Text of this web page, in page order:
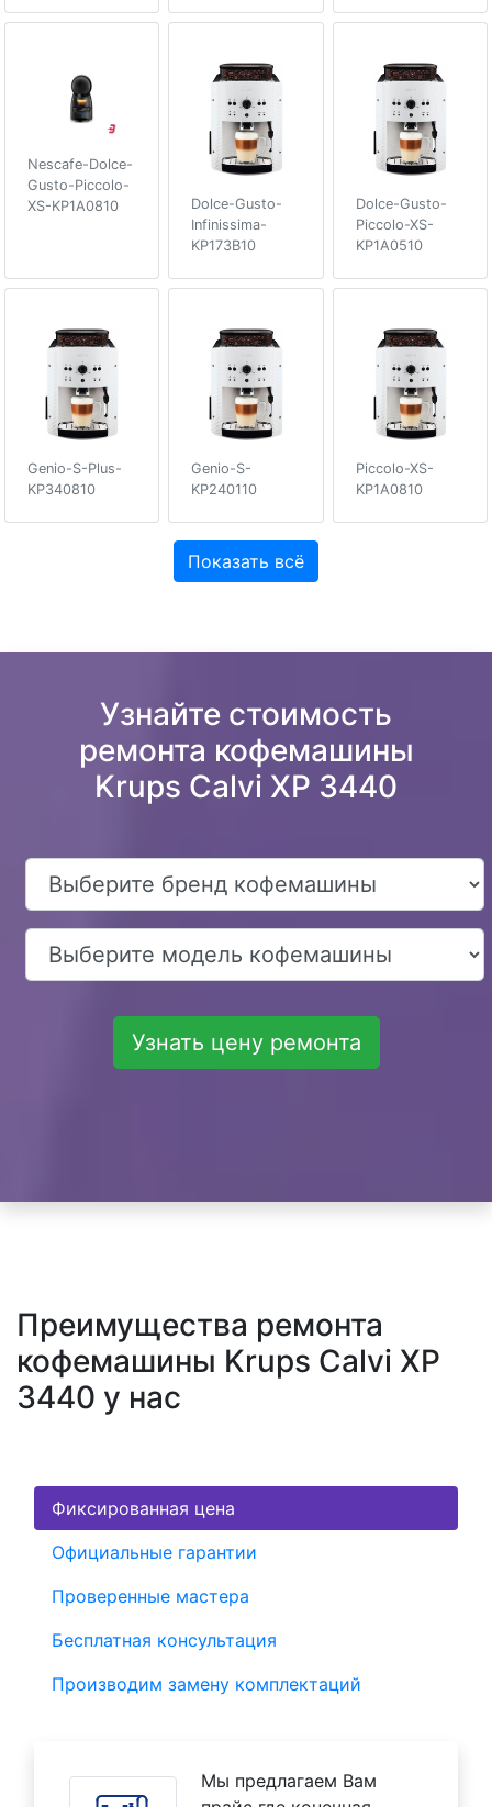
Nescafe-Dolce-
Gusto-Piccolo-
XS-KP1A0810
Dolce-Gusto-
Infinissima-
KP173B10
Dolce-Gusto-
Piccolo-XS-
KP1A0510
Genio-S-Plus-
KP340810
Genio-S-
KP240110
Piccolo-XS-
KP1A0810
Показать всё
Узнайте стоимость
ремонта кофемашины
Krups Calvi XP 3440
Узнать цену ремонта
Преимущества ремонта
кофемашины Krups Calvi XP
3440 у нас
Фиксированная цена
Официальные гарантии
Проверенные мастера
Бесплатная консультация
Производим замену комплектаций
Мы предлагаем Вам